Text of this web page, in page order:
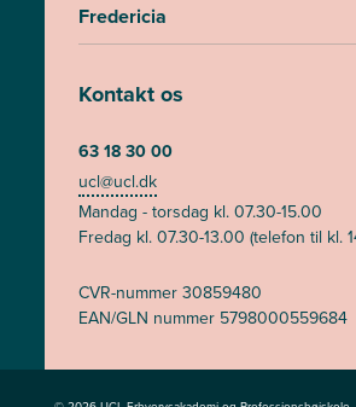
Fredericia
Kontakt os
63 18 30 00
ucl@ucl.dk
Mandag - torsdag kl. 07.30-15.00
Fredag kl. 07.30-13.00 (telefon til kl.
CVR-nummer 30859480
EAN/GLN nummer 5798000559684